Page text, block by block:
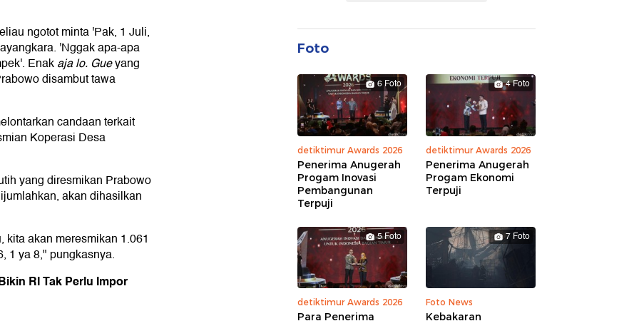
ngotot minta 'Pak, 1 Juli,
'Nggak apa-apa
Enakaja lo. Gueyang
disambut tawa
candaan terkait
Koperasi Desa
yang diresmikan Prabowo
akan dihasilkan
akan meresmikan 1.061
1 ya 8," pungkasnya.
RI Tak Perlu Impor
Foto
6 Foto
detiktimur Awards 2026
Penerima Anugerah
Progam Inovasi
Pembangunan
Terpuji
4 Foto
detiktimur Awards 2026
Penerima Anugerah
Progam Ekonomi
Terpuji
5 Foto
detiktimur Awards 2026
Para Penerima
7 Foto
Foto News
Kebakaran